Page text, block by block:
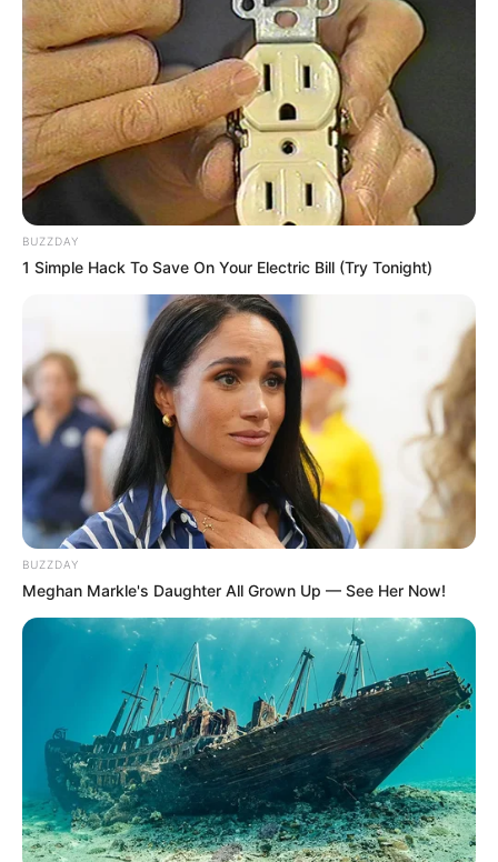
BUZZDAY
1 Simple Hack To Save On Your Electric Bill (Try Tonight)
BUZZDAY
Meghan Markle's Daughter All Grown Up — See Her Now!